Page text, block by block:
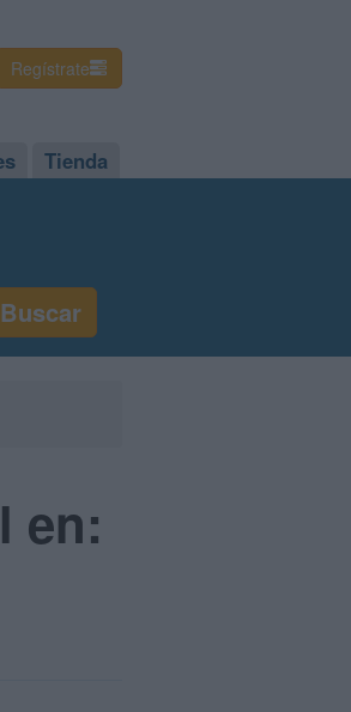
Regístrate
Tienda
en: